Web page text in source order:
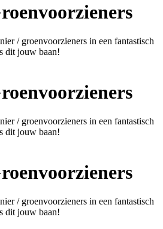
/ groenvoorzieners in een fantastisch
dit jouw baan!
/ groenvoorzieners in een fantastisch
dit jouw baan!
/ groenvoorzieners in een fantastisch
dit jouw baan!